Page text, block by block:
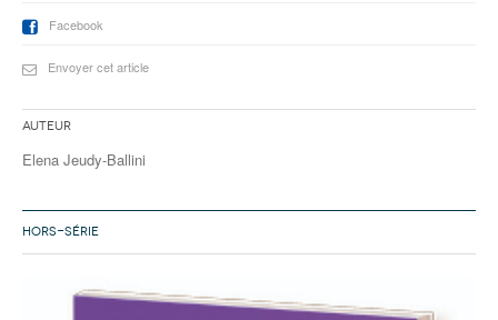
Facebook
Envoyer cet article
Auteur
Elena Jeudy-Ballini
HORS-SÉRIE